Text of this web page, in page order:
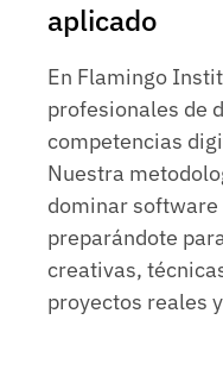
aplicado
En Flamingo
profesionales de
competencias
Nuestra
dominar software
preparándote
creativas,
proyectos reales